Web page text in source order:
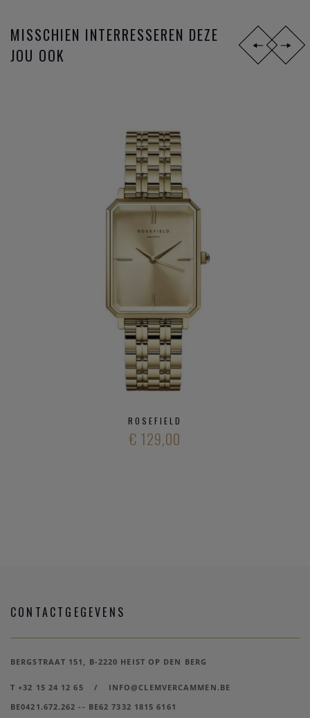
MISSCHIEN INTERRESSEREN DEZE
JOU OOK
ROSEFIELD
€ 129,00
CONTACTGEGEVENS
BERGSTRAAT 151, B-2220 HEIST OP DEN BERG
T +32 15 24 12 65 /
INFO@CLEMVERCAMMEN.BE
BE0421.672.262 -- BE62 7332 1815 6161